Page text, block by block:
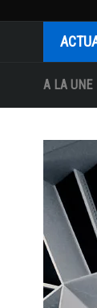
A LA UNE
Van